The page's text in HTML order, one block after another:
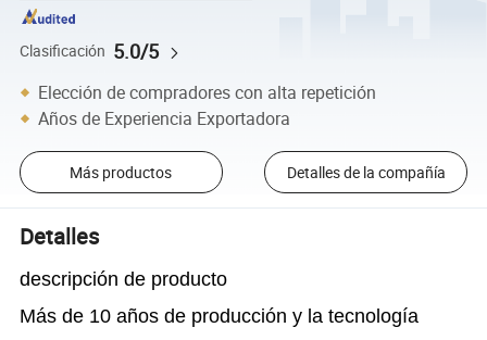
Clasificación 5.0/5
Elección de compradores con alta repetición
Años de Experiencia Exportadora
Más productos Detalles de la compañía
Detalles
descripción de producto
Más de 10 años de producción y la tecnología